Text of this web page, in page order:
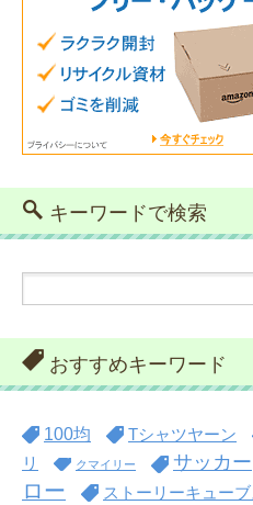
キーワードで検索
おすすめキーワード
100均 Tシャツヤーン
リ
クマイリー サッカー
ロー
ストーリーキューブ